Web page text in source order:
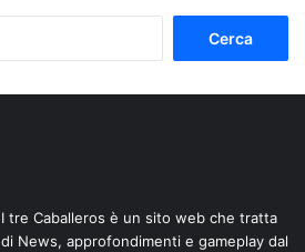
I tre Caballeros è un sito web che tratta
di News, approfondimenti e gameplay dal